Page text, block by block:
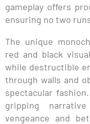
gameplay offers
ensuring no two
The unique
red and black
while destructible
through walls and
spectacular
gripping
vengeance and